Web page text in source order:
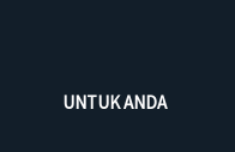
UNTUK ANDA